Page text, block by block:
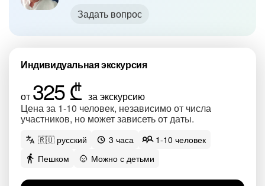
Задать вопрос
Индивидуальная экскурсия
от 325 ₾ за экскурсию
Цена за 1-10 человек, независимо от числа
участников, но может зависеть от даты.
🇷🇺 русский 3 часа
1-10 человек
Пешком
Можно с детьми